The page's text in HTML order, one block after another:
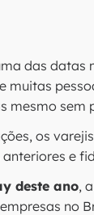
das datas
muitas
mesmo sem
os
anteriores e
deste ano,
no